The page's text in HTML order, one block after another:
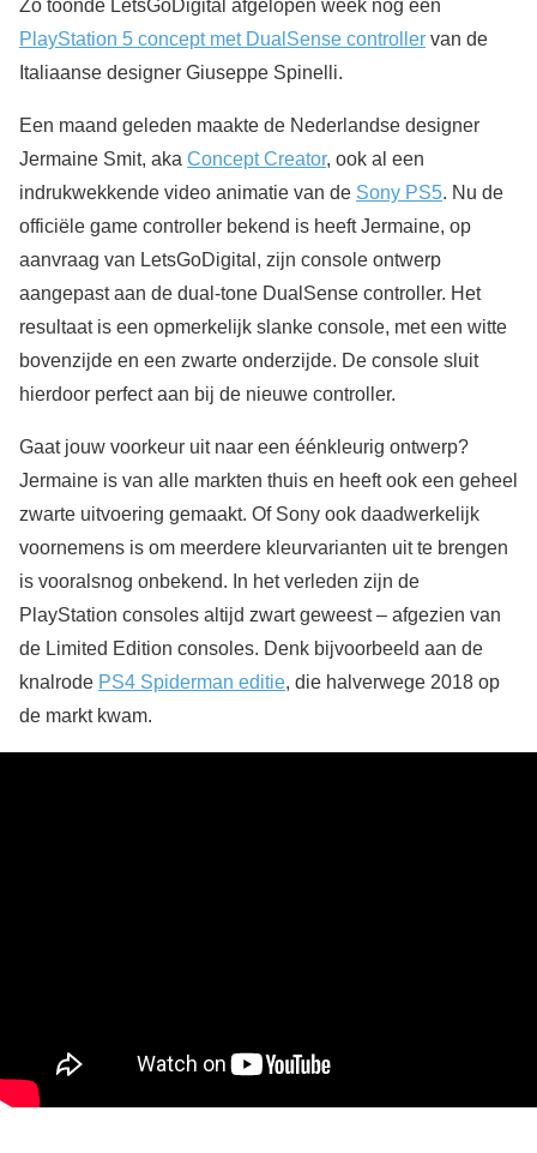
Zo toonde LetsGoDigital afgelopen week nog een
PlayStation 5 concept met DualSense controller van de
Italiaanse designer Giuseppe Spinelli.
Een maand geleden maakte de Nederlandse designer
Jermaine Smit, aka Concept Creator, ook al een
indrukwekkende video animatie van de Sony PS5. Nu de
officiële game controller bekend is heeft Jermaine, op
aanvraag van LetsGoDigital, zijn console ontwerp
aangepast aan de dual-tone DualSense controller. Het
resultaat is een opmerkelijk slanke console, met een witte
bovenzijde en een zwarte onderzijde. De console sluit
hierdoor perfect aan bij de nieuwe controller.
Gaat jouw voorkeur uit naar een éénkleurig ontwerp?
Jermaine is van alle markten thuis en heeft ook een geheel
zwarte uitvoering gemaakt. Of Sony ook daadwerkelijk
voornemens is om meerdere kleurvarianten uit te brengen
is vooralsnog onbekend. In het verleden zijn de
PlayStation consoles altijd zwart geweest – afgezien van
de Limited Edition consoles. Denk bijvoorbeeld aan de
knalrode PS4 Spiderman editie, die halverwege 2018 op
de markt kwam.